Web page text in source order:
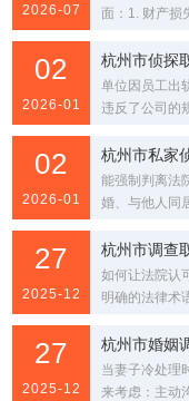
2026-07
面：1. 财产损
02
2026-01
单位因员工出
违反了公司的
02
2026-01
杭州市私家
能强制判离法
婚、与他人同
27
2025-12
杭州市调查
如何让法院认
明确的法律术
27
2025-12
当妻子冷处理
来考虑：主动